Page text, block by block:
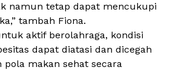
namun tetap dapat mencukupi
tambah Fiona.
aktif berolahraga, kondisi
dapat diatasi dan dicegah
makan sehat secara